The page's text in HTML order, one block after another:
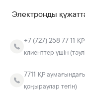
Электронды
+7 (727) 258 77 11
клиенттер үшін
7711 ҚР
қоңыраулар тегін)